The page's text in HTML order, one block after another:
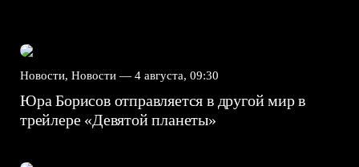
Новости, Новости — 4 августа, 09:30
Юра Борисов отправляется в другой мир в
трейлере «Девятой планеты»